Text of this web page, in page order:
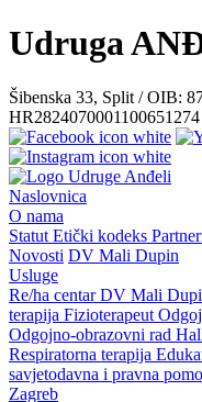
Udruga
Šibenska 33, Split / OIB:
HR2824070001100651274
Naslovnica
O nama
Statut Etički kodeks
Novosti DV Mali Dupin
Usluge
Re/ha centarDV Mali
terapija Fizioterapeut
Odgojno-obrazovni rad
Respiratorna terapija
savjetodavna i pravna
Zagreb